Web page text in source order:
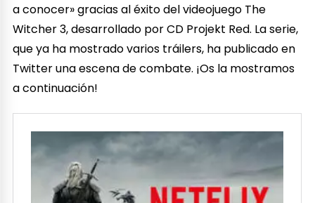
a conocer» gracias al éxito del videojuego The
Witcher 3, desarrollado por CD Projekt Red. La serie,
que ya ha mostrado varios tráilers, ha publicado en
Twitter una escena de combate. ¡Os la mostramos
a continuación!